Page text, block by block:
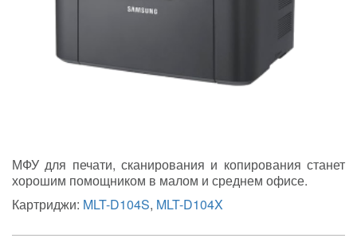
МФУ для печати, сканирования и копирования станет
хорошим помощником в малом и среднем офисе.
Картриджи: MLT-D104S, MLT-D104X